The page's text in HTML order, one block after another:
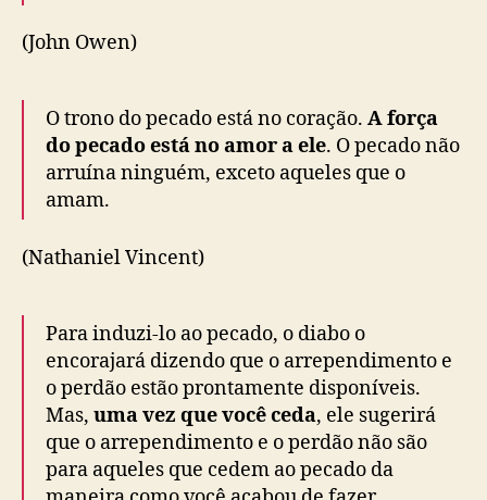
(John Owen)
O trono do pecado está no coração. A força
do pecado está no amor a ele. O pecado não
arruína ninguém, exceto aqueles que o
amam.
(Nathaniel Vincent)
Para induzi-lo ao pecado, o diabo o
encorajará dizendo que o arrependimento e
o perdão estão prontamente disponíveis.
Mas, uma vez que você ceda, ele sugerirá
que o arrependimento e o perdão não são
para aqueles que cedem ao pecado da